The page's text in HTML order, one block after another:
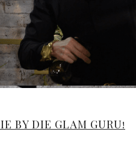
BY DIE GLAM GURU!